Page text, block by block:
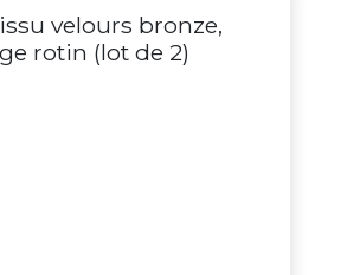
velours bronze,
rotin (lot de 2)